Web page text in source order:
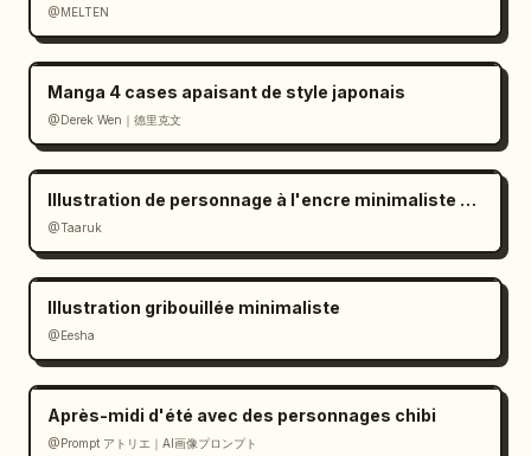
        "elements": [
          {"type": "text_box", "position":
"en haut à gauche", "text": "……いいだろう。"},
          {"type": "text_box", "position":
"au milieu à gauche", "text": "この手札、全部使
ってやる。"},
"en bas à droite", "text": "
私は——もう、あの“セレナ”じゃない。
@MELTEN
Manga 4 cases apaisant de style japonais
@Derek Wen｜德里克文
Illustration de personnage à l'encre minimaliste en noir et blanc
@Taaruk
Illustration gribouillée minimaliste
@Eesha
Après-midi d'été avec des personnages chibi
@Prompt アトリエ｜AI画像プロンプト